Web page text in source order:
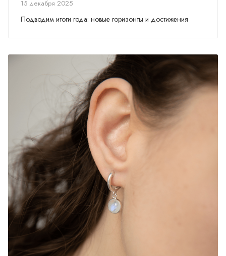
15 декабря 2025
Подводим итоги года: новые горизонты и достижения